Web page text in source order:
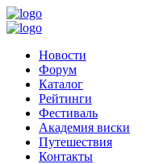
Новости
Форум
Каталог
Рейтинги
Фестиваль
Академия виски
Путешествия
Контакты